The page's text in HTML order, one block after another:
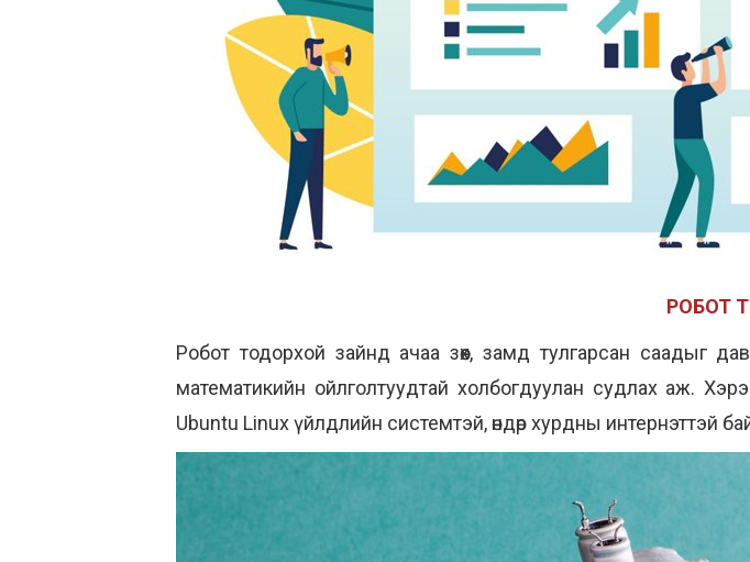
РОБОТ
Робот тодорхой зайнд ачаа зөөх, замд тулгарсан саадыг
математикийн ойлголтуудтай холбогдуулан судлах аж.
Ubuntu Linux үйлдлийн системтэй, өндөр хурдны интернэттэй